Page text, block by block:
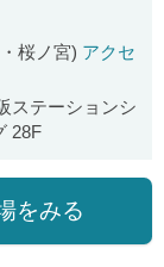
桜ノ宮) アクセ
ステーションシ
28F
をみる